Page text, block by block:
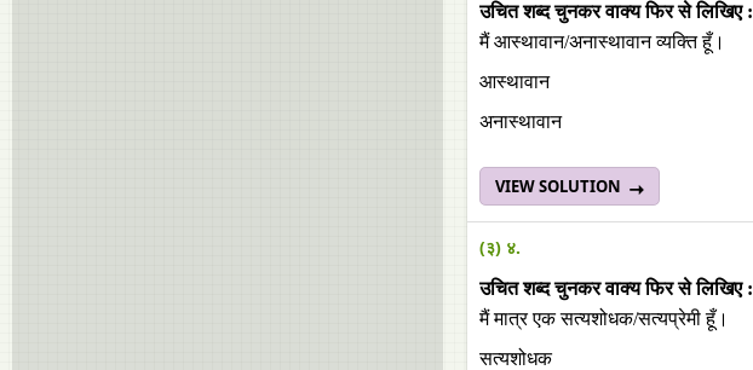
उचित शब्‍द चुनकर वाक्‍य फिर से लिखिए :
मैं आस्‍थावान/अनास्‍थावान व्यक्‍ति हूँ।
आस्‍थावान
अनास्‍थावान
VIEW SOLUTION
(३) ४.
उचित शब्‍द चुनकर वाक्‍य फिर से लिखिए :
मैं मात्र एक सत्‍यशोधक/सत्‍यप्रेमी हूँ।
सत्‍यशोधक